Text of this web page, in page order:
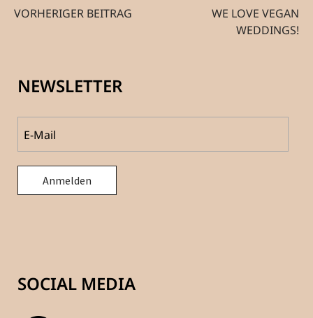
VORHERIGER BEITRAG
WE LOVE VEGAN
WEDDINGS!
NEWSLETTER
SOCIAL MEDIA